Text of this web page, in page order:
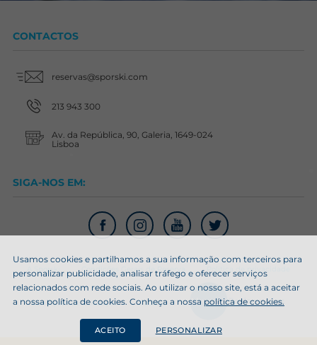
CONTACTOS
reservas@sporski.com
213 943 300
Av. da República, 90, Galeria, 1649-024
Lisboa
SIGA-NOS EM:
A Sporski Condições Gerais de Reserva Politica de privacidade
Condições de Utilização Cookies
Usamos cookies e partilhamos a sua informação com terceiros para
personalizar publicidade, analisar tráfego e oferecer serviços
relacionados com rede sociais. Ao utilizar o nosso site, está a aceitar
a nossa política de cookies. Conheça a nossa política de cookies.
ACEITO PERSONALIZAR